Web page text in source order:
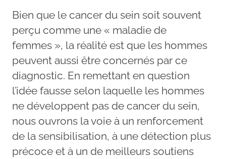
Bien que le cancer du sein soit souvent
perçu comme une « maladie de
femmes », la réalité est que les hommes
peuvent aussi être concernés par ce
diagnostic. En remettant en question
l’idée fausse selon laquelle les hommes
ne développent pas de cancer du sein,
nous ouvrons la voie à un renforcement
de la sensibilisation, à une détection plus
précoce et à un de meilleurs soutiens